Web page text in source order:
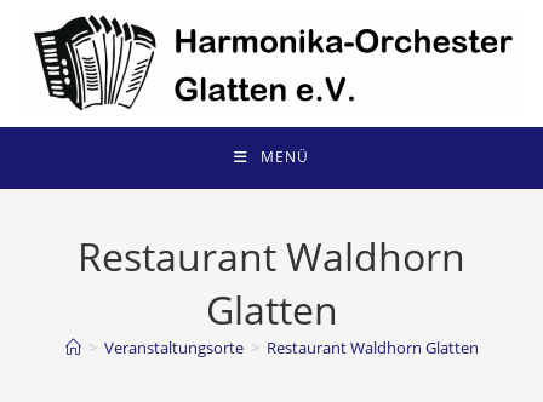
Inhalt
springen
MENÜ
Restaurant Waldhorn
Glatten
> Veranstaltungsorte > Restaurant Waldhorn Glatten